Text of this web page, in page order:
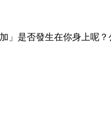
」是否發生在你身上呢